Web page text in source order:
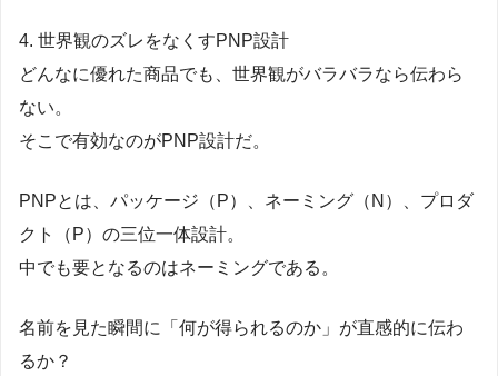
4. 世界観のズレをなくすPNP設計
どんなに優れた商品でも、世界観がバラバラなら伝わら
ない。
そこで有効なのがPNP設計だ。
PNPとは、パッケージ（P）、ネーミング（N）、プロダ
クト（P）の三位一体設計。
中でも要となるのはネーミングである。
名前を見た瞬間に「何が得られるのか」が直感的に伝わ
るか？